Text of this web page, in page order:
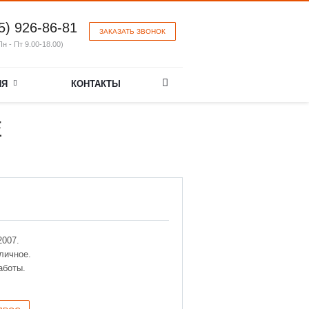
ЗАКАЗАТЬ ЗВОНОК
926-86-81
- Пт 9.00-18.00)
КОНТАКТЫ